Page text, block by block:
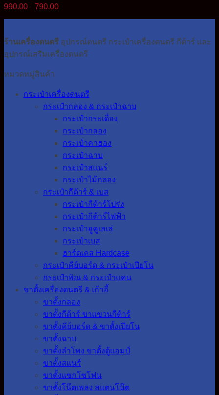
990.00
Original
790.00
ร้านเครื่องดนตรี อุปกรณ์ดนตรี กระเป๋าเครื่องดนตรี กีต้าร์ และ
อุปกรณ์เสริมเครื่องดนตรี
หมวดหมู่สินค้า
กระเป๋าเครื่องดนตรี
กระเป๋ากลอง & กระเป๋าฉาบ
กระเป๋ากระเดื่อง
กระเป๋ากลอง
กระเป๋าคาฮอง
กระเป๋าฉาบ
กระเป๋าสแนร์
กระเป๋าไม้กลอง
กระเป๋ากีต้าร์ & เบส
กระเป๋ากีต้าร์โปร่ง
กระเป๋ากีต้าร์ไฟฟ้า
กระเป๋าอูคูเลเล่
กระเป๋าเบส
ฮาร์ดเคส Hardcase
กระเป๋าคีย์บอร์ด & กระเป๋าเปียโน
กระเป๋าพิณ & กระเป๋าแคน
ขาตั้งเครื่องดนตรี & เก้าอี้
ขาตั้งกลอง
ขาตั้งกีต้าร์ ขาแขวนกีต้าร์
ขาตั้งคีย์บอร์ด & ขาตั้งเปียโน
ขาตั้งฉาบ
ขาตั้งลำโพง ขาตั้งตู้แอมป์
ขาตั้งสแนร์
ขาตั้งแซกโซโฟน
ขาตั้งโน๊ตเพลง สแตนโน๊ต